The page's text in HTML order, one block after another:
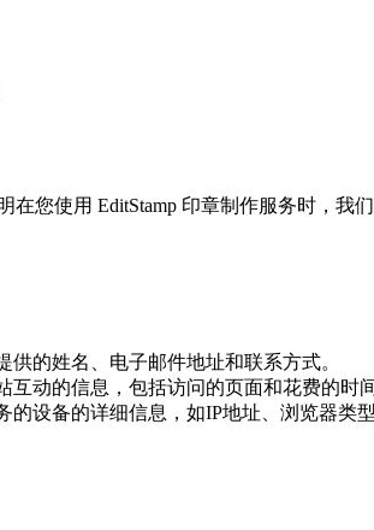
在您使用 EditStamp 印章制作服务时，我
供的姓名、电子邮件地址和联系方式。
互动的信息，包括访问的页面和花费的时间
的设备的详细信息，如IP地址、浏览器类